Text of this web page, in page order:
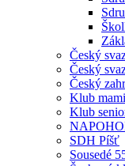
Český
Český
Český
Klub
Klub
SDH Píšť
Sousedé